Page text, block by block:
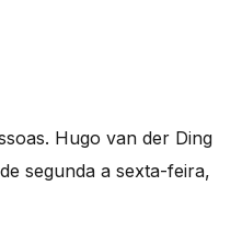
Hugo van der Ding
segunda a sexta-feira,